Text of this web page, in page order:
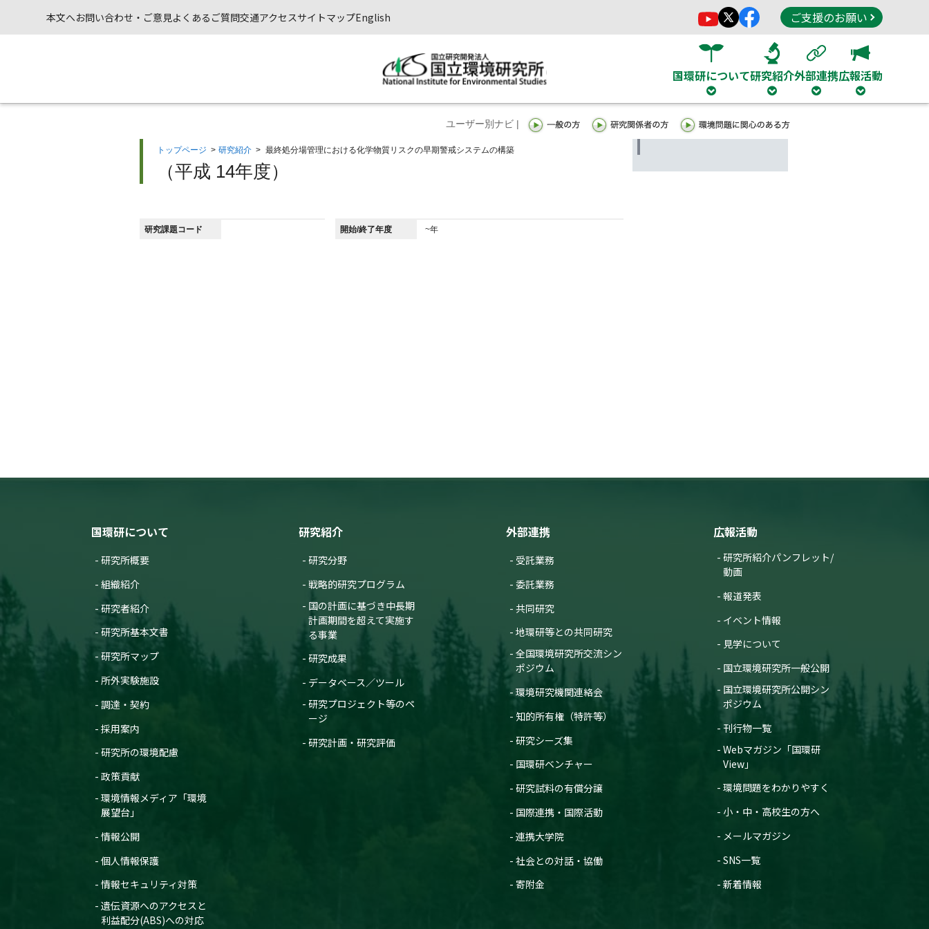
本文へお問い合わせ・ご意見よくあるご質問交通アクセスサイトマップEnglish ご支援のお願い
国環研について研究紹介外部連携広報活動
ユーザー別ナビ |
トップページ > 研究紹介 > 最終処分場管理における化学物質リスクの早期警戒システムの構築
（平成 14年度）
研究課題コード 開始/終了年度 ~年
国環研について
研究所概要
組織紹介
研究者紹介
研究所基本文書
研究所マップ
所外実験施設
調達・契約
採用案内
研究所の環境配慮
政策貢献
環境情報メディア「環境
展望台」
情報公開
個人情報保護
情報セキュリティ対策
遺伝資源へのアクセスと
利益配分(ABS)への対応
研究紹介
研究分野
戦略的研究プログラム
国の計画に基づき中長期
計画期間を超えて実施す
る事業
研究成果
データベース／ツール
研究プロジェクト等のペ
ージ
研究計画・研究評価
外部連携
受託業務
委託業務
共同研究
地環研等との共同研究
全国環境研究所交流シン
ポジウム
環境研究機関連絡会
知的所有権（特許等）
研究シーズ集
国環研ベンチャー
研究試料の有償分譲
国際連携・国際活動
連携大学院
社会との対話・協働
寄附金
広報活動
研究所紹介パンフレット/
動画
報道発表
イベント情報
見学について
国立環境研究所一般公開
国立環境研究所公開シン
ポジウム
刊行物一覧
Webマガジン「国環研
View」
環境問題をわかりやすく
小・中・高校生の方へ
メールマガジン
SNS一覧
新着情報